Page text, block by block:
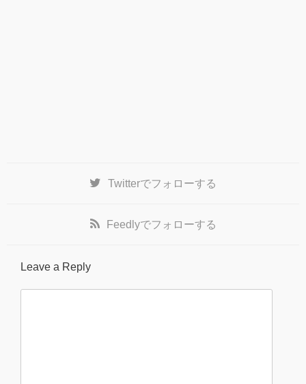
Twitterでフォローする
Feedlyでフォローする
Leave a Reply